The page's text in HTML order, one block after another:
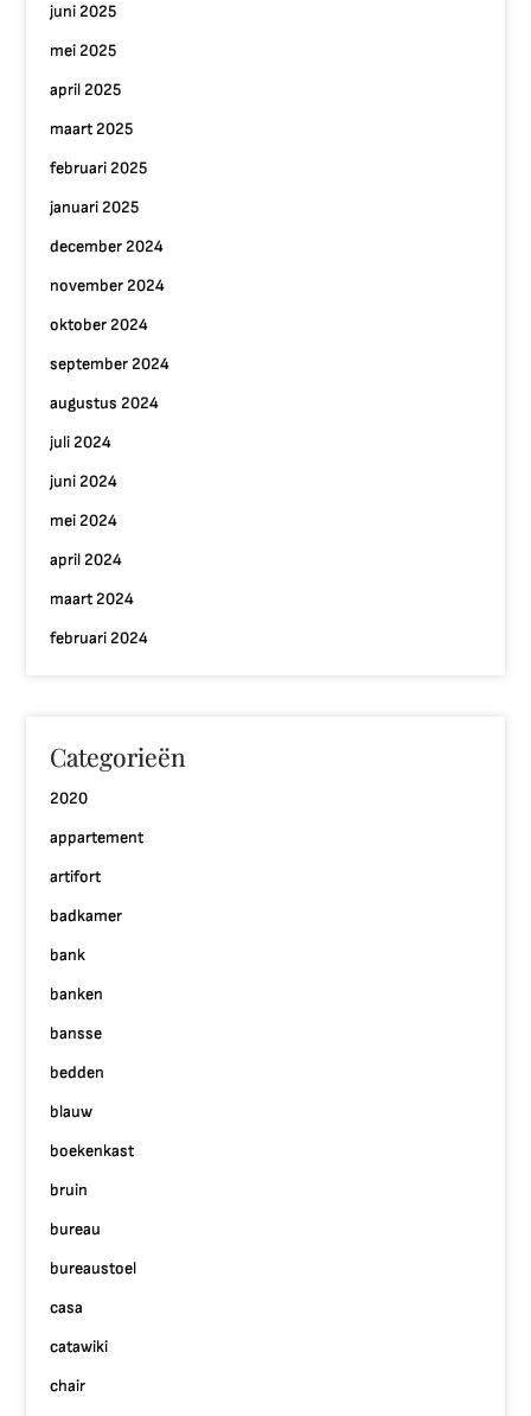
juni 2025
mei 2025
april 2025
maart 2025
februari 2025
januari 2025
december 2024
november 2024
oktober 2024
september 2024
augustus 2024
juli 2024
juni 2024
mei 2024
april 2024
maart 2024
februari 2024
Categorieën
2020
appartement
artifort
badkamer
bank
banken
bansse
bedden
blauw
boekenkast
bruin
bureau
bureaustoel
casa
catawiki
chair